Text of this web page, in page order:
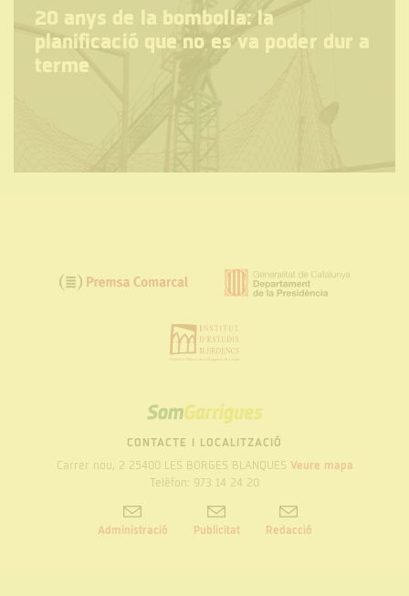
20 anys de la bombolla: la
planificació que no es va poder dur a
terme
SOM
GARRIGUES
CONTACTE I LOCALITZACIÓ
Carrer nou, 2 25400 LES BORGES BLANQUES Veure mapa
Telèfon: 973 14 24 20
Administració Publicitat Redacció